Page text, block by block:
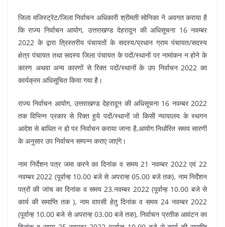
जिला मजिस्ट्रेट/जिला निर्वाचन अधिकारी श्रीमती सोनिका ने अवगत कराया है
कि राज्य निर्वाचन आयोग, उत्तराखण्ड देहरादून की अधिसूचना 16 नवम्बर
2022 के द्वारा त्रिस्तरीय पंचायतों के सदस्य/प्रधान ग्राम पंचायत/सदस्य
क्षेत्र पंचायत तथा सदस्य जिला पंचायत के पदों/स्थानों पर नामांकन न होने के
कारण अथवा अन्य कारणों से रिक्त पदों/स्थानों के उप निर्वाचन 2022 का
कार्यक्रम अधिसूचित किया गया है।
राज्य निर्वाचन आयोग, उत्तराखण्ड देहरादून की अधिसूचना 16 नवम्बर 2022
तक विभिन्न प्रकार से रिक्त हुये पदों/स्थानों जो किसी न्यायालय के स्थगन
आदेश से बाधित न हो पर निर्वाचन कराया जाना है,आयोग निर्धारित समय सारणी
के अनुसार उप निर्वाचन सम्पन्न कराए जाएंगे।
नाम निर्देशन पत्र जमा करने का दिनांक व समय 21 नवम्बर 2022 एवं 22
नवम्बर 2022 (पूर्वान्ह 10.00 बजे से अपरान्ह 05.00 बजे तक), नाम निर्देशन
पत्रों की जांच का दिनांक व समय 23.नवम्बर 2022 (पूर्वान्ह 10.00 बजे से
कार्य की समाप्ति तक ), नाम वापसी हेतु दिनांक व समय 24 नवम्बर 2022
(पूर्वान्ह 10.00 बजे से अपरान्ह 03.00 बजे तक), निर्वाचन प्रतीक आवंटन का